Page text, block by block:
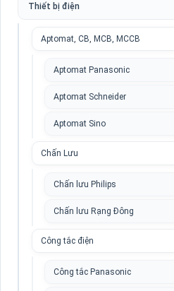
Thiết bị điện
Aptomat, CB, MCB, MCCB
Aptomat Panasonic
Aptomat Schneider
Aptomat Sino
Chấn Lưu
Chấn lưu Philips
Chấn lưu Rạng Đông
Công tắc điện
Công tắc Panasonic